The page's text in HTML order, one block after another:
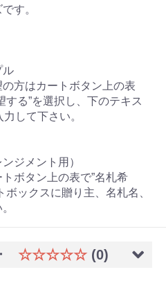
す。
ル
方はカートボタン上の表
する”を選択し、下のテキス
して下さい。
ジメント用）
ボタン上の表で”名札希
ックスに贈り主、名札名、
☆☆☆☆☆ (0)